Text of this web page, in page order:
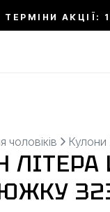
АКЦІЇ:
чоловіків Кулони
ЛІТЕРА